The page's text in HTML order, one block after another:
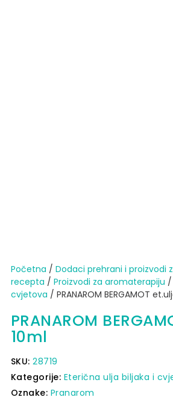
Početna / Dodaci prehrani i proizvodi
recepta / Proizvodi za aromaterapiju /
cvjetova / PRANAROM BERGAMOT
PRANAROM
10ml
SKU:28719
Kategorije: Eterična ulja biljaka i
Oznake: Pranarom